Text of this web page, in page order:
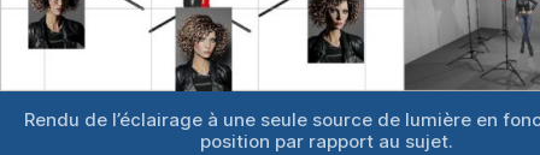
Rendu de l’éclairage à une seule source de lumière en
position par rapport au sujet.